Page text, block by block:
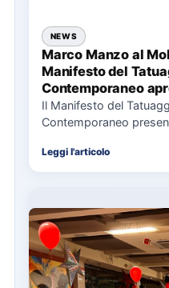
NEWS
Marco Manzo al
Manifesto del
Contemporaneo
per il collezionismo
Il Manifesto del
Contemporaneo
Leggi l'articolo